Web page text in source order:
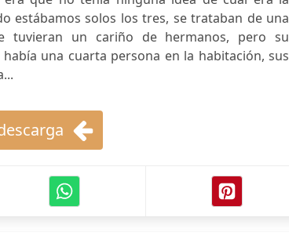
estábamos solos los tres, se trataban de una
tuvieran un cariño de hermanos, pero su
una cuarta persona en la habitación, sus